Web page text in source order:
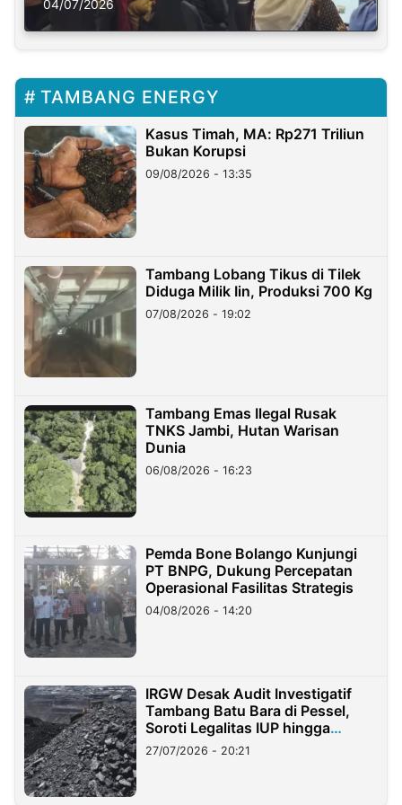
Solusi Krisis Iklim
04/07/2026
TAMBANG ENERGY
Kasus Timah, MA: Rp271 Triliun
Bukan Korupsi
09/08/2026 - 13:35
Tambang Lobang Tikus di Tilek
Diduga Milik Iin, Produksi 700 Kg
07/08/2026 - 19:02
Tambang Emas Ilegal Rusak
TNKS Jambi, Hutan Warisan
Dunia
06/08/2026 - 16:23
Pemda Bone Bolango Kunjungi
PT BNPG, Dukung Percepatan
Operasional Fasilitas Strategis
04/08/2026 - 14:20
IRGW Desak Audit Investigatif
Tambang Batu Bara di Pessel,
Soroti Legalitas IUP hingga
Stockpile
27/07/2026 - 20:21